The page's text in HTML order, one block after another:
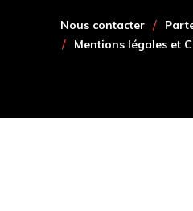
Nous contacter
Mentions légales et